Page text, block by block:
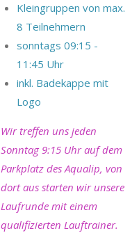
Kleingruppen von max.
8 Teilnehmern
sonntags 09:15 -
11:45 Uhr
inkl. Badekappe mit
Logo
Wir treffen uns jeden
Sonntag 9:15 Uhr auf dem
Parkplatz des Aqualip, von
dort aus starten wir unsere
Laufrunde mit einem
qualifizierten Lauftrainer.